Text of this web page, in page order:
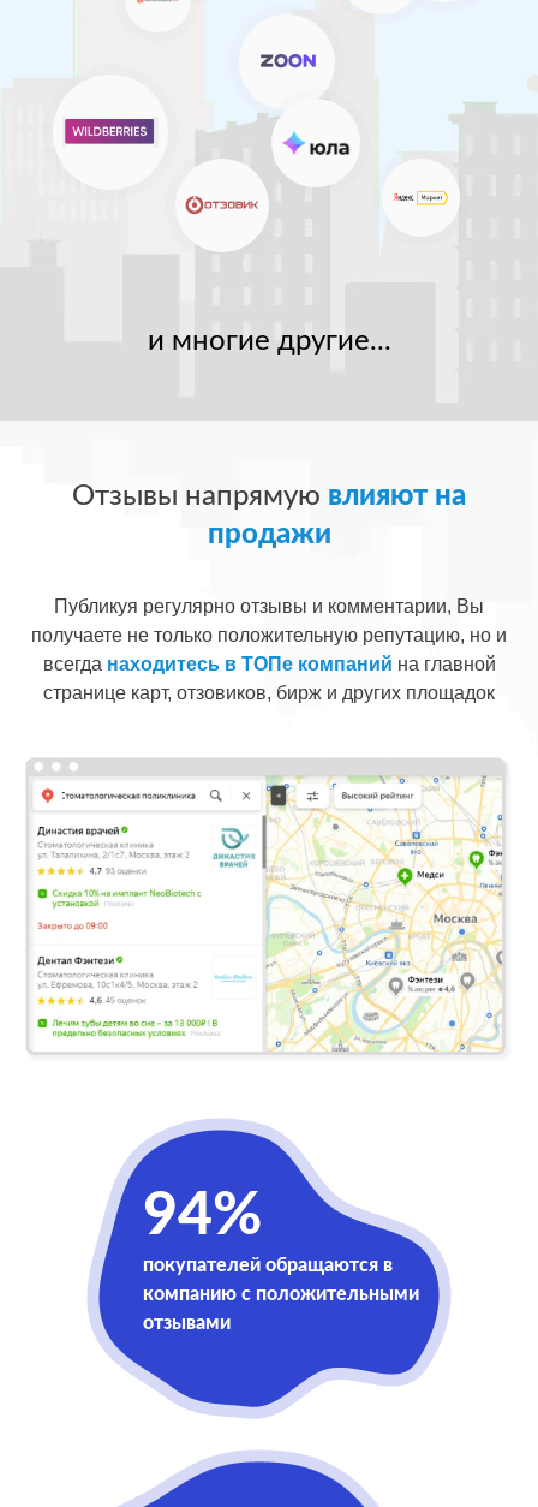
и многие другие...
Отзывы напрямую влияют на
продажи
Публикуя регулярно отзывы и комментарии, Вы
получаете не только положительную репутацию, но и
всегда находитесь в ТОПе компаний на главной
странице карт, отзовиков, бирж и других площадок
94%
покупателей обращаются в
компанию с положительными
отзывами